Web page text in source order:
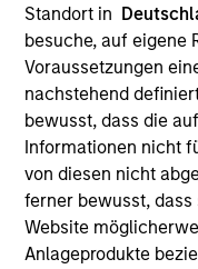
Standort in
besuche, auf eigene
Voraussetzungen
nachstehend
bewusst, dass die
Informationen nicht
von diesen nicht
ferner bewusst,
Website
Anlageprodukte